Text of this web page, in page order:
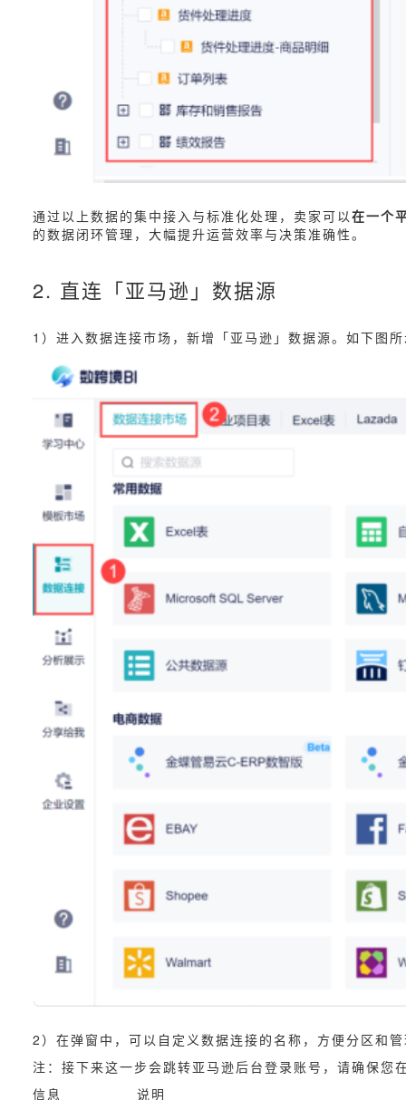
通过以上数据的集中接入与标准化处理，卖家可以 在一个
的数据闭环管理，大幅提升运营效率与决策准确性。
2. 直连「亚马逊」数据源
1）进入数据连接市场，新增「亚马逊」数据源。如下图
2）在弹窗中，可以自定义数据连接的名称，方便分区和
注：接下来这一步会跳转亚马逊后台登录账号，请确保您
信息
说明